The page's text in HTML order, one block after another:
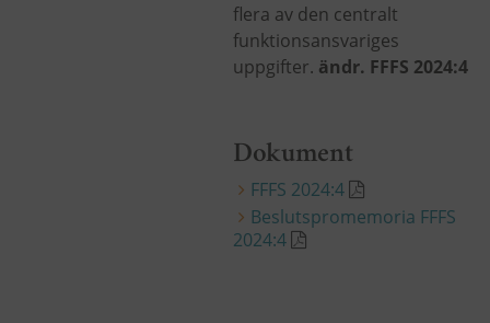
flera av den centralt
funktionsansvariges
uppgifter. ändr. FFFS 2024:4
Dokument
FFFS 2024:4
Beslutspromemoria FFFS
2024:4